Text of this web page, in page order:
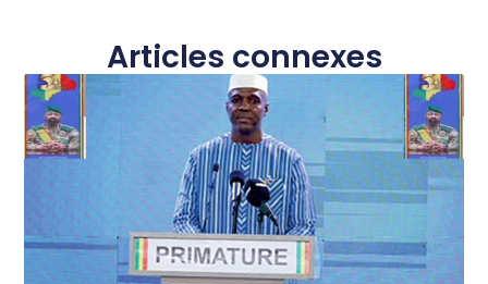
Articles connexes